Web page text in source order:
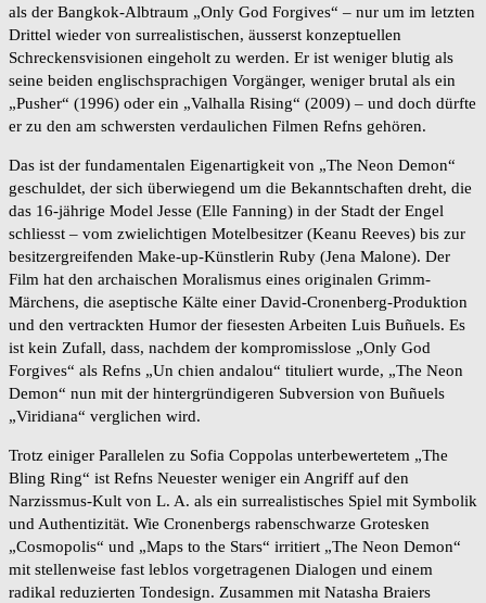
als der Bangkok-Albtraum „Only God Forgives“ – nur um im letzten
Drittel wieder von surrealistischen, äusserst konzeptuellen
Schreckensvisionen eingeholt zu werden. Er ist weniger blutig als
seine beiden englischsprachigen Vorgänger, weniger brutal als ein
„Pusher“ (1996) oder ein „Valhalla Rising“ (2009) – und doch dürfte
er zu den am schwersten verdaulichen Filmen Refns gehören.
Das ist der fundamentalen Eigenartigkeit von „The Neon Demon“
geschuldet, der sich überwiegend um die Bekanntschaften dreht, die
das 16-jährige Model Jesse (Elle Fanning) in der Stadt der Engel
schliesst – vom zwielichtigen Motelbesitzer (Keanu Reeves) bis zur
besitzergreifenden Make-up-Künstlerin Ruby (Jena Malone). Der
Film hat den archaischen Moralismus eines originalen Grimm-
Märchens, die aseptische Kälte einer David-Cronenberg-Produktion
und den vertrackten Humor der fiesesten Arbeiten Luis Buñuels. Es
ist kein Zufall, dass, nachdem der kompromisslose „Only God
Forgives“ als Refns „Un chien andalou“ tituliert wurde, „The Neon
Demon“ nun mit der hintergründigeren Subversion von Buñuels
„Viridiana“ verglichen wird.
Trotz einiger Parallelen zu Sofia Coppolas unterbewertetem „The
Bling Ring“ ist Refns Neuester weniger ein Angriff auf den
Narzissmus-Kult von L. A. als ein surrealistisches Spiel mit Symbolik
und Authentizität. Wie Cronenbergs rabenschwarze Grotesken
„Cosmopolis“ und „Maps to the Stars“ irritiert „The Neon Demon“
mit stellenweise fast leblos vorgetragenen Dialogen und einem
radikal reduzierten Tondesign. Zusammen mit Natasha Braiers